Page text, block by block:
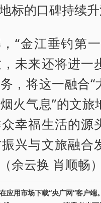
标的口碑持续升
“金江垂钓第
未来还将进一
，将这一融合“
火气息”的文旅
幸福生活的源
兴与文旅融合
余云换 肖顺畅）
应用市场下载“央广网”客户端